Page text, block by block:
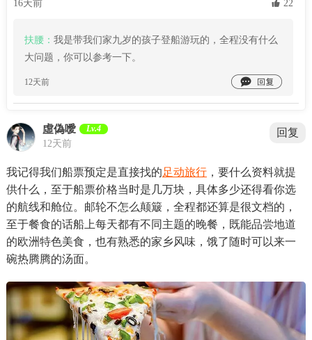
16天前  22
扶腰： 我是带我们家九岁的孩子登船游玩的，全程没有什么
大问题，你可以参考一下。
12天前 
虛偽噯 Lv.4
12天前
回复
我记得我们船票预定是直接找的足动旅行，要什么资料就提
供什么，至于船票价格当时是几万块，具体多少还得看你选
的航线和舱位。邮轮不怎么颠簸，全程都还算是很文档的，
至于餐食的话船上每天都有不同主题的晚餐，既能品尝地道
的欧洲特色美食，也有熟悉的家乡风味，饿了随时可以来一
碗热腾腾的汤面。